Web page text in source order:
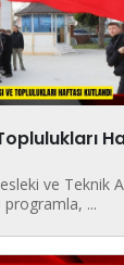
ve Teknik
programla, ...